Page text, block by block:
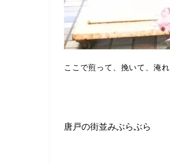
ここで煎って、挽いて、淹
唐戸の街並みぶらぶら